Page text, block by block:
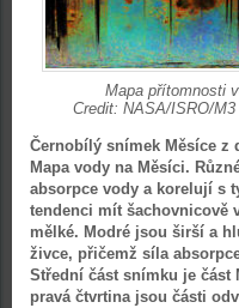
Mapa přítomnosti
Credit: NASA/ISRO/
Černobílý snímek Měsíce z
Mapa vody na Měsíci.
absorpce vody a korelují s
tendenci mít šachovnicově
mělké. Modré jsou širší a
živce, přičemž síla
Střední část snímku je část
pravá čtvrtina jsou části